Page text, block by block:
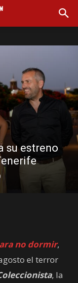
su estreno
no dormir,
el terror
, la